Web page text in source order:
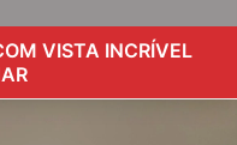
VISTA INCRÍVEL